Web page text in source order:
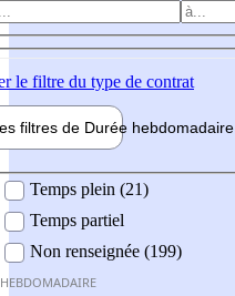
le filtre du type de contrat
filtres de Durée hebdomadaire
Temps plein (21)
Temps partiel
Non renseignée (199)